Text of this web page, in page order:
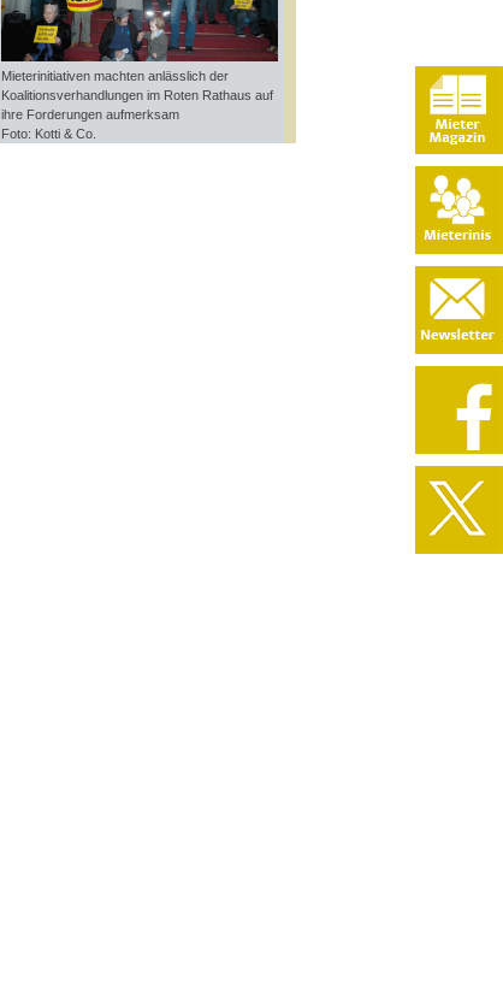
Mieterinitiativen machten anlässlich der
Koalitionsverhandlungen im Roten Rathaus auf
ihre Forderungen aufmerksam
Foto: Kotti & Co.